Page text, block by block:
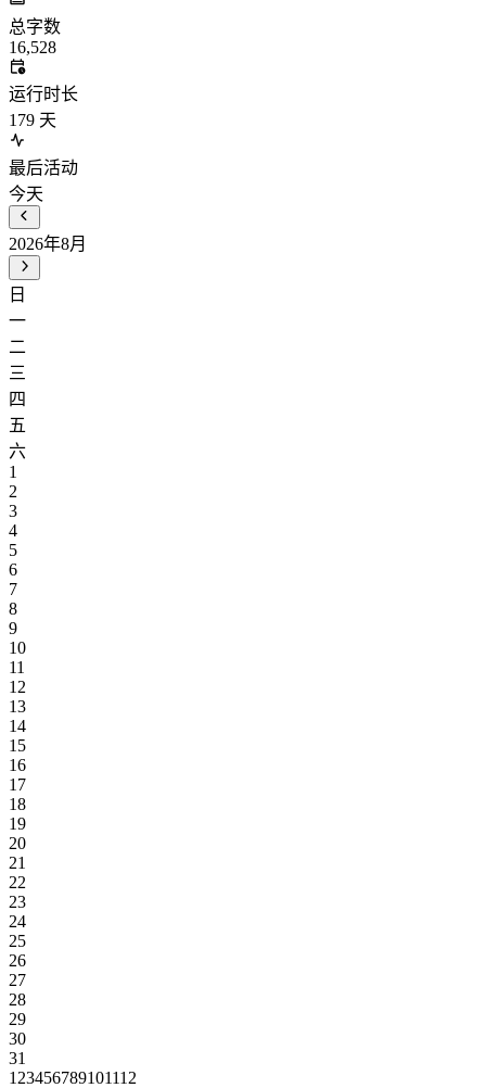
总字数
16,528
运行时长
179 天
最后活动
今天
2026年8月
日
一
二
三
四
五
六
1
2
3
4
5
6
7
8
9
10
11
12
13
14
15
16
17
18
19
20
21
22
23
24
25
26
27
28
29
30
31
1 23456789101112